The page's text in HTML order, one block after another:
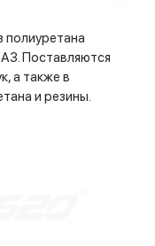
полиуретана
Поставляются
а также в
и резины.